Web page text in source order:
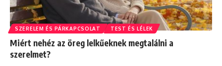
SZERELEM ÉS PÁRKAPCSOLAT TEST ÉS LÉLEK
Miért nehéz az öreg lelkűeknek megtalálni a
szerelmet?